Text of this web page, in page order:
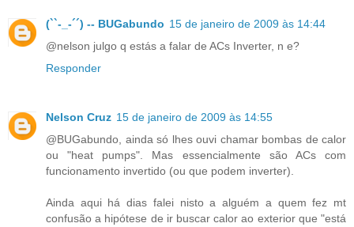
(``-_-´´) -- BUGabundo 15 de janeiro de 2009 às 14:44
@nelson julgo q estás a falar de ACs Inverter, n e?
Responder
Nelson Cruz 15 de janeiro de 2009 às 14:55
@BUGabundo, ainda só lhes ouvi chamar bombas de calor
ou "heat pumps". Mas essencialmente são ACs com
funcionamento invertido (ou que podem inverter).
Ainda aqui há dias falei nisto a alguém a quem fez mt
confusão a hipótese de ir buscar calor ao exterior que "está